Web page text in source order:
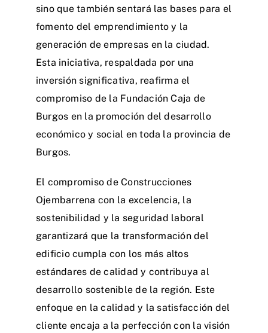
sino que también sentará las bases para el
fomento del emprendimiento y la
generación de empresas en la ciudad.
Esta iniciativa, respaldada por una
inversión significativa, reafirma el
compromiso de la Fundación Caja de
Burgos en la promoción del desarrollo
económico y social en toda la provincia de
Burgos.
El compromiso de Construcciones
Ojembarrena con la excelencia, la
sostenibilidad y la seguridad laboral
garantizará que la transformación del
edificio cumpla con los más altos
estándares de calidad y contribuya al
desarrollo sostenible de la región. Este
enfoque en la calidad y la satisfacción del
cliente encaja a la perfección con la visión